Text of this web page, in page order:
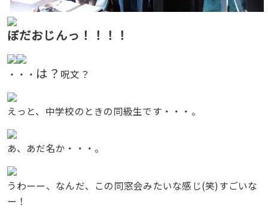
ぼだおじんっ！！！！
・・・ は？ 呪文？
えっと、中学校のときの同級生です・・・。
あ、あだ名か・・・。
うわーー、なんだ、この同窓会みたいな感じ(笑)すごいな
ー！